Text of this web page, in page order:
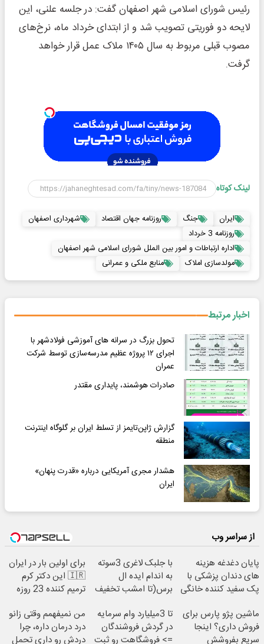
رئیس شورای اسلامی شهر اصفهان گفت: در جلسه علنی، این
لایحه دو فوریتی تصویب شد و از ابتدای خرداد ماه، نرخ‌های
مصوب قبلی مربوط به سال ۱۴۰۵ ملاک عمل قرار خواهد
گرفت.
لینک کوتاه
ایران جنگ روزنامه جهان اقتصاد
شهرداری اصفهان
روزنامه 3 خرداد
اداره ارتباطات و امور بین الملل شورای اسلامی شهر اصفهان
مولدسازی املاک
منابع ملکی و عمرانی
اخبار مرتبط
تحول بزرگ در سرانه های آموزشی فولادشهر با
اجرای ۱۲ پروژه عظیم مدرسه‌سازی توسط شرکت
عمران
صادرات هوشمند، پایداری مقتدر
گزارش ژاپن‌تایمز از تسلط ایران بر گلوگاه اینترنت
منطقه
هشدار مجری آمریکایی درباره «قدرت پنهان»
ایران
از سراسر وب
پایان دغدغه هزینه
های دندان پزشکی با
پک سفید کننده خانگی
با جلبک لاغری 3سوته
به اندام ایده ال
برس(تا امشب تخفیف
برای اولین بار در ایران
🇮🇷 این دکتر کرم
ترمیم کننده 23 روزه
ماشین پژو پارس برای
فروش داری؟ اینجا
سریع بفروشش
تا 3میلیارد وام سرمایه
در گردش فروشندگان
=> فروشگاهت رو ثبت
من نمیفهمم وقتی زانو
درد درمان داره، چرا
دردش رو داری تحمل